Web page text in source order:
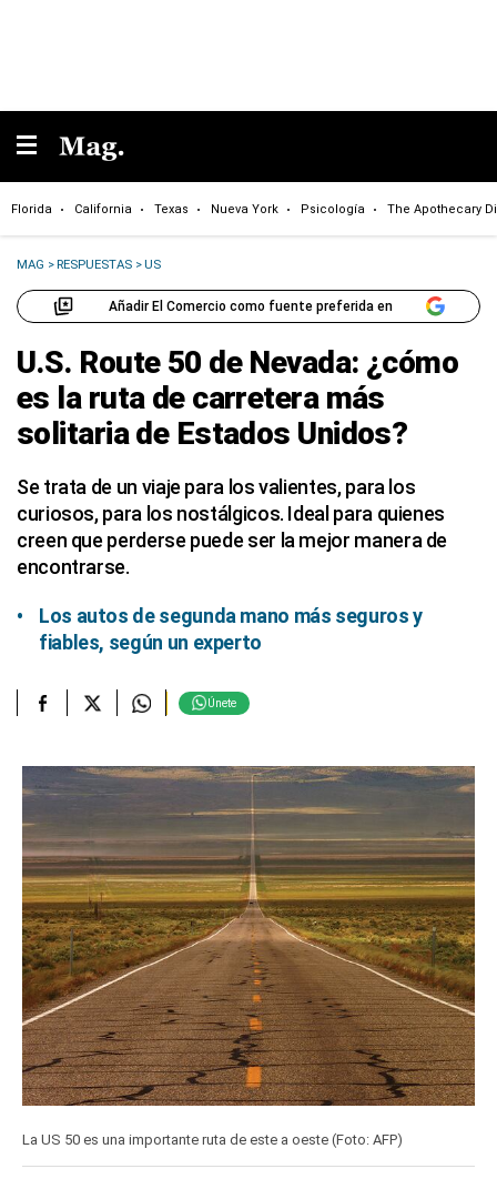
Florida California Texas Nueva York Psicología The Apothecary
MAG >RESPUESTAS >US
Añadir El Comercio como fuente preferida en
U.S. Route 50 de Nevada: ¿cómo
es la ruta de carretera más
solitaria de Estados Unidos?
Se trata de un viaje para los valientes, para los
curiosos, para los nostálgicos. Ideal para quienes
creen que perderse puede ser la mejor manera de
encontrarse.
Los autos de segunda mano más seguros y
fiables, según un experto
Únete
La US 50 es una importante ruta de este a oeste (Foto: AFP)